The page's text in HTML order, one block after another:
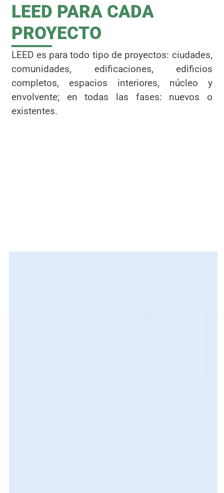
LEED PARA CADA
PROYECTO
LEED es para todo tipo de proyectos: ciudades,
comunidades, edificaciones, edificios
completos, espacios interiores, núcleo y
envolvente; en todas las fases: nuevos o
existentes.